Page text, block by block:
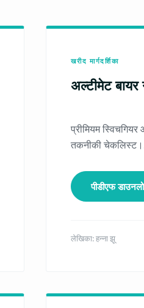
खरीद मार्गदर्शिका
अल्टीमेट
प्रीमियम
तकनीकी
पीडीएफ
लेखिका: हन्ना झू